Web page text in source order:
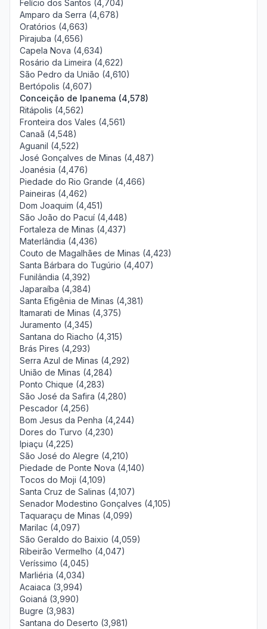
Felício dos Santos (4,704)
Amparo da Serra (4,678)
Oratórios (4,663)
Pirajuba (4,656)
Capela Nova (4,634)
Rosário da Limeira (4,622)
São Pedro da União (4,610)
Bertópolis (4,607)
Conceição de Ipanema (4,578)
Ritápolis (4,562)
Fronteira dos Vales (4,561)
Canaã (4,548)
Aguanil (4,522)
José Gonçalves de Minas (4,487)
Joanésia (4,476)
Piedade do Rio Grande (4,466)
Paineiras (4,462)
Dom Joaquim (4,451)
São João do Pacuí (4,448)
Fortaleza de Minas (4,437)
Materlândia (4,436)
Couto de Magalhães de Minas (4,423)
Santa Bárbara do Tugúrio (4,407)
Funilândia (4,392)
Japaraíba (4,384)
Santa Efigênia de Minas (4,381)
Itamarati de Minas (4,375)
Juramento (4,345)
Santana do Riacho (4,315)
Brás Pires (4,293)
Serra Azul de Minas (4,292)
União de Minas (4,284)
Ponto Chique (4,283)
São José da Safira (4,280)
Pescador (4,256)
Bom Jesus da Penha (4,244)
Dores do Turvo (4,230)
Ipiaçu (4,225)
São José do Alegre (4,210)
Piedade de Ponte Nova (4,140)
Tocos do Moji (4,109)
Santa Cruz de Salinas (4,107)
Senador Modestino Gonçalves (4,105)
Taquaraçu de Minas (4,099)
Marilac (4,097)
São Geraldo do Baixio (4,059)
Ribeirão Vermelho (4,047)
Veríssimo (4,045)
Marliéria (4,034)
Acaiaca (3,994)
Goianá (3,990)
Bugre (3,983)
Santana do Deserto (3,981)